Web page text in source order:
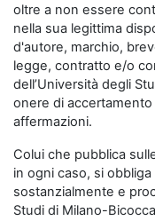
oltre a non essere
nella sua legittima
d'autore, marchio,
legge, contratto e/o
dell’Università degli
onere di
affermazioni.
Colui che pubblica
in ogni caso, si
sostanzialmente e
Studi di Milano-